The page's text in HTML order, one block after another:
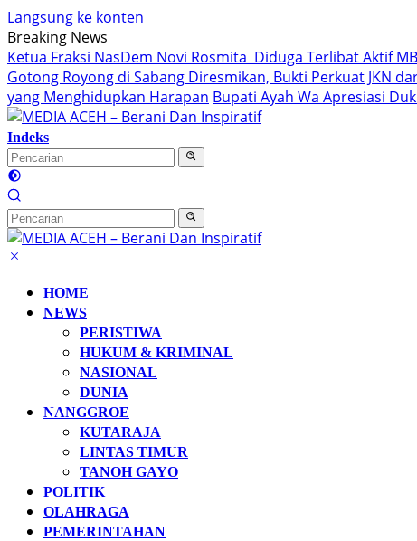
Langsung ke konten
Breaking News
Ketua Fraksi NasDem Novi Rosmita Diduga Terlibat Aktif
Gotong Royong di Sabang Diresmikan, Bukti Perkuat JKN
yang Menghidupkan Harapan Bupati Ayah Wa Apresiasi
Indeks
HOME
NEWS
PERISTIWA
HUKUM & KRIMINAL
NASIONAL
DUNIA
NANGGROE
KUTARAJA
LINTAS TIMUR
TANOH GAYO
POLITIK
OLAHRAGA
PEMERINTAHAN